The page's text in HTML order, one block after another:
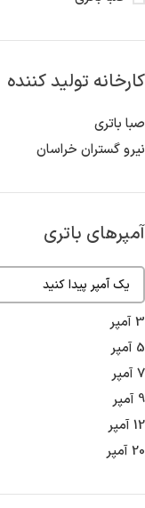
کارخانه تولید کننده
صبا باتری
نیرو گستران خراسان
آمپرهای باتری
3 آمپر
5 آمپر
7 آمپر
9 آمپر
12 آمپر
20 آمپر